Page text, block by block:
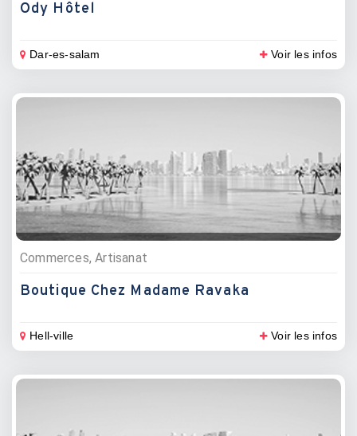
Ody Hôtel
Dar-es-salam Voir les infos
Commerces, Artisanat
Boutique Chez Madame Ravaka
Hell-ville Voir les infos